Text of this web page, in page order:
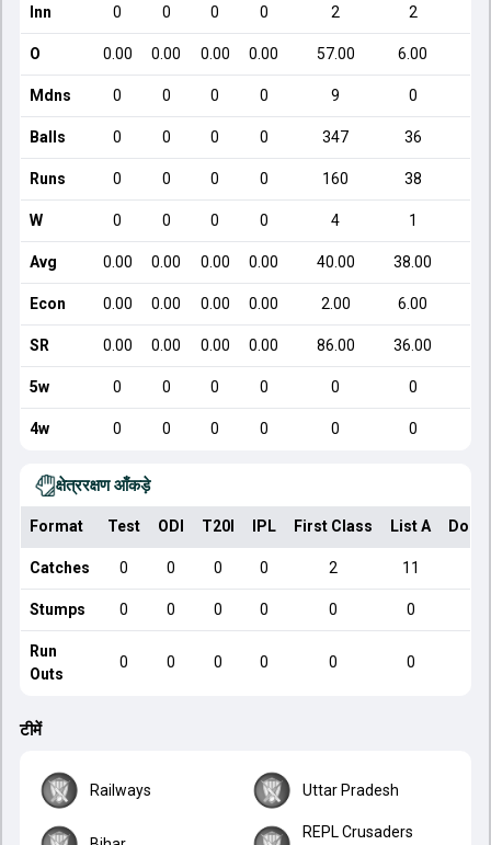
Inn 0 0 0 0 2 2
O 0.00 0.00 0.00 0.00 57.00 6.00
Mdns 0 0 0 0 9 0
Balls 0 0 0 0 347 36
Runs 0 0 0 0 160 38
W 0 0 0 0 4 1
Avg 0.00 0.00 0.00 0.00 40.00 38.00
Econ 0.00 0.00 0.00 0.00 2.00 6.00
SR 0.00 0.00 0.00 0.00 86.00 36.00
5w 0 0 0 0 0 0
4w 0 0 0 0 0 0
क्षेत्ररक्षण आँकड़े
Format Test ODI T20I IPL First Class List A
Catches 0 0 0 0 2 11
Stumps 0 0 0 0 0 0
Run
Outs
0 0 0 0 0 0
टीमें
Railways Uttar Pradesh
REPL Crusaders